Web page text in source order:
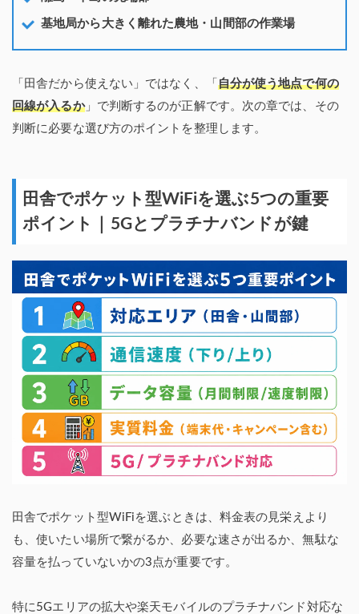
基地局から大きく離れた農地・山間部の作業場
「田舎だから使えない」ではなく、「 自分が使う地点で何の
回線が入るか」で判断するのが正解です。次の章では、その
判断に必要な選び方のポイントを整理します。
田舎でポケット型WiFiを選ぶ5つの重要
ポイント｜5Gとプラチナバンドが鍵
田舎でポケット型WiFiを選ぶときは、料金表の見栄えより
も、使いたい場所で繋がるか、必要な速さが出るか、無駄な
容量を払っていないかの3点が重要です。
特に5Gエリアの拡大や楽天モバイルのプラチナバンド対応な